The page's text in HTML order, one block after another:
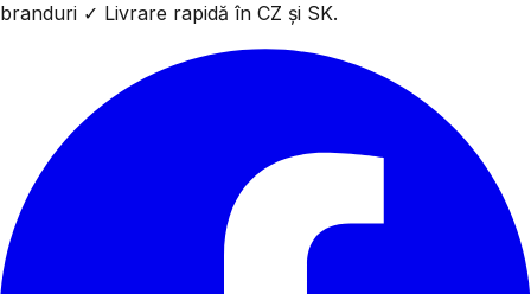
branduri ✓ Livrare rapidă în CZ și SK.